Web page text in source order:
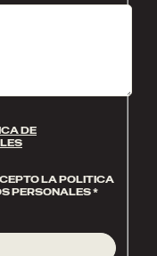
DE
LA POLITICA
PERSONALES*